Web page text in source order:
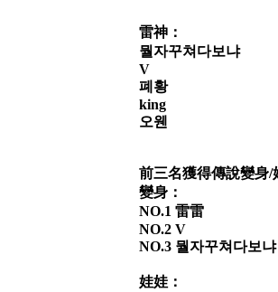
雷神：
뭘자꾸쳐다보냐
V
폐황
king
오웬
前三名獲得傳說變身/
變身：
NO.1 雷雷
NO.2 V
NO.3 뭘자꾸쳐다보냐
娃娃：